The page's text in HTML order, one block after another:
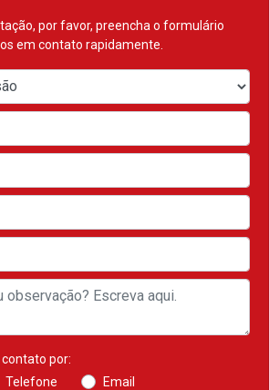
por favor, preencha o formulário
em contato rapidamente.
por:
Telefone Email